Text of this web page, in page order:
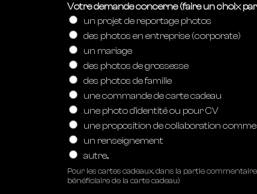
Votre demande concerne (faire un choix
un projet de reportage photos
des photos en entreprise (corporate)
un mariage
des photos de grossesse
des photos de famille
une commande de carte cadeau
une photo d'identité ou pour CV
une proposition de collaboration
un renseignement
autre...
Pour les cartes cadeaux, dans la partie
bénéficiaire de la carte cadeau)